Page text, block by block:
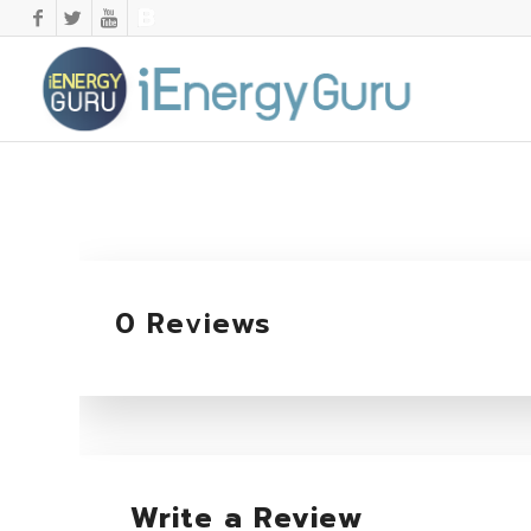
0 Reviews
Write a Review